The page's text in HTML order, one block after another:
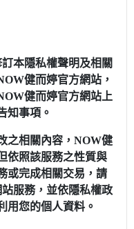
本隱私權聲明及相關
健而婷官方網站，
健而婷官方網站上
知事項。
之相關內容，NOW健
依照該服務之性質與
或完成相關交易，請
服務，並依隱私權政
用您的個人資料。